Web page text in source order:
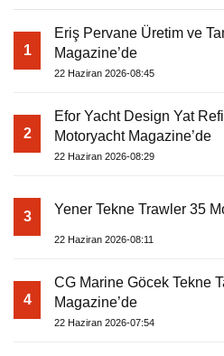
1
Eriş Pervane Üretim ve
Magazine’de
22 Haziran 2026-08:45
2
Efor Yacht Design Yat
Motoryacht Magazine’de
22 Haziran 2026-08:29
3 Yener Tekne Trawler 35
22 Haziran 2026-08:11
4
CG Marine Göcek Tekne
Magazine’de
22 Haziran 2026-07:54